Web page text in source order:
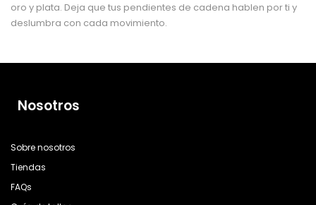
oro y plata. Deja que tus pendientes de cadena hablen por ti y
deslumbra con cada movimiento.
Nosotros
Sobre nosotros
Tiendas
FAQs